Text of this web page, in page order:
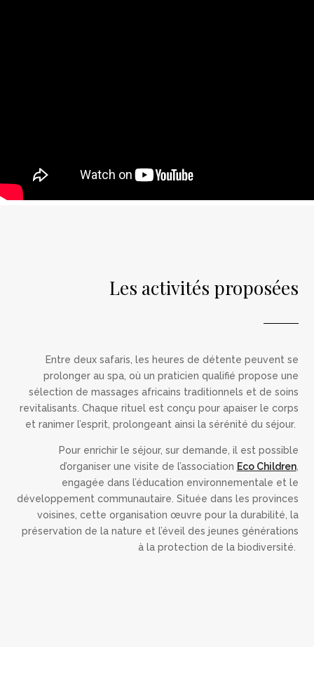
Les activités proposées
Entre deux safaris, les heures de détente peuvent se
prolonger au spa, où un praticien qualifié propose une
sélection de massages africains traditionnels et de soins
revitalisants. Chaque rituel est conçu pour apaiser le corps
et ranimer l’esprit, prolongeant ainsi la sérénité du séjour.
Pour enrichir le séjour, sur demande, il est possible
d’organiser une visite de l’association Eco Children,
engagée dans l’éducation environnementale et le
développement communautaire. Située dans les provinces
voisines, cette organisation œuvre pour la durabilité, la
préservation de la nature et l’éveil des jeunes générations
à la protection de la biodiversité.